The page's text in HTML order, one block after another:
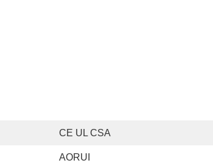
CE UL CSA
AORUI